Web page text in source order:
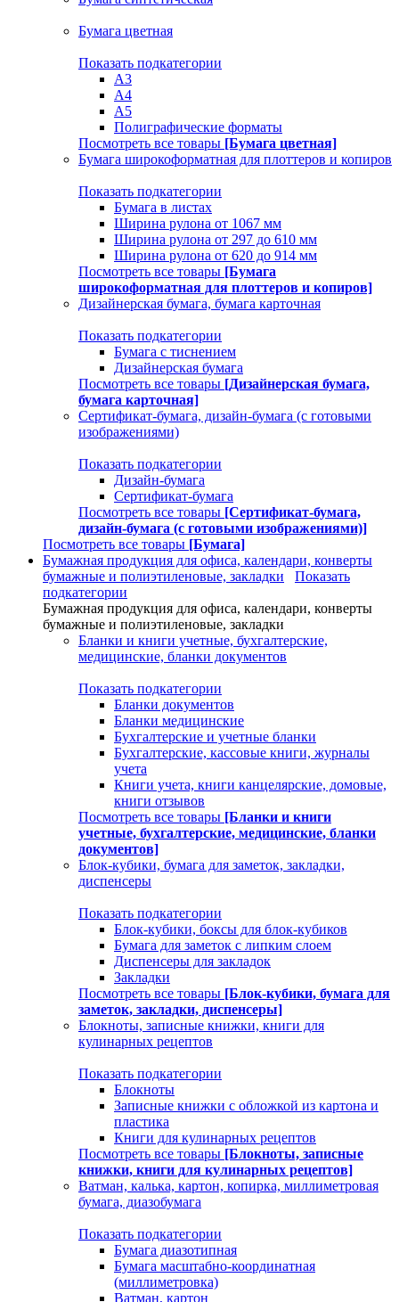
Бумага цветная
Показать подкатегории
A3
A4
А5
Полиграфические форматы
Посмотреть все товары [Бумага цветная]
Бумага широкоформатная для плоттеров и копиров
Показать подкатегории
Бумага в листах
Ширина рулона от 1067 мм
Ширина рулона от 297 до 610 мм
Ширина рулона от 620 до 914 мм
Посмотреть все товары [Бумага
широкоформатная для плоттеров и копиров]
Дизайнерская бумага, бумага карточная
Показать подкатегории
Бумага с тиснением
Дизайнерская бумага
Посмотреть все товары [Дизайнерская бумага,
бумага карточная]
Сертификат-бумага, дизайн-бумага (с готовыми
изображениями)
Показать подкатегории
Дизайн-бумага
Сертификат-бумага
Посмотреть все товары [Сертификат-бумага,
дизайн-бумага (с готовыми изображениями)]
Посмотреть все товары [Бумага]
Бумажная продукция для офиса, календари, конверты
бумажные и полиэтиленовые, закладки
Показать
подкатегории
Бумажная продукция для офиса, календари, конверты
бумажные и полиэтиленовые, закладки
Бланки и книги учетные, бухгалтерские,
медицинские, бланки документов
Показать подкатегории
Бланки документов
Бланки медицинские
Бухгалтерские и учетные бланки
Бухгалтерские, кассовые книги, журналы
учета
Книги учета, книги канцелярские, домовые,
книги отзывов
Посмотреть все товары [Бланки и книги
учетные, бухгалтерские, медицинские, бланки
документов]
Блок-кубики, бумага для заметок, закладки,
диспенсеры
Показать подкатегории
Блок-кубики, боксы для блок-кубиков
Бумага для заметок с липким слоем
Диспенсеры для закладок
Закладки
Посмотреть все товары [Блок-кубики, бумага для
заметок, закладки, диспенсеры]
Блокноты, записные книжки, книги для
кулинарных рецептов
Показать подкатегории
Блокноты
Записные книжки с обложкой из картона и
пластика
Книги для кулинарных рецептов
Посмотреть все товары [Блокноты, записные
книжки, книги для кулинарных рецептов]
Ватман, калька, картон, копирка, миллиметровая
бумага, диазобумага
Показать подкатегории
Бумага диазотипная
Бумага масштабно-координатная
(миллиметровка)
Ватман, картон